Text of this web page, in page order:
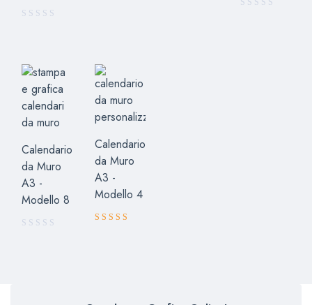
Calendario
da Muro
A3 -
Modello 8
Calendario
da Muro
A3 -
Modello 4